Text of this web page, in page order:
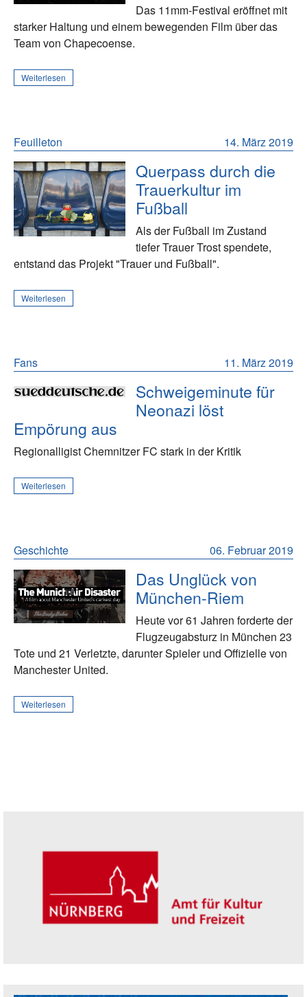
Das 11mm-Festival eröffnet mit
starker Haltung und einem bewegenden Film über das
Team von Chapecoense.
Weiterlesen
14. März 2019
Feuilleton
Querpass durch die
Trauerkultur im
Fußball
Als der Fußball im Zustand
tiefer Trauer Trost spendete,
entstand das Projekt "Trauer und Fußball".
Weiterlesen
11. März 2019
Fans
Schweigeminute für
Neonazi löst
Empörung aus
Regionalligist Chemnitzer FC stark in der Kritik
Weiterlesen
06. Februar 2019
Geschichte
Das Unglück von
München-Riem
Heute vor 61 Jahren forderte der
Flugzeugabsturz in München 23
Tote und 21 Verletzte, darunter Spieler und Offizielle von
Manchester United.
Weiterlesen